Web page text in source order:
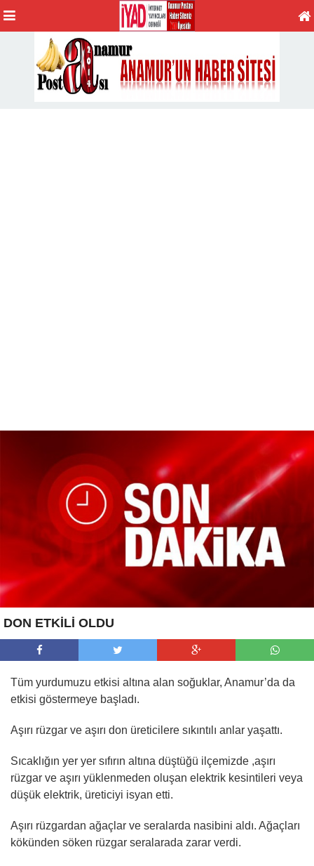
DON ETKİLİ OLDU
Tüm yurdumuzu etkisi altına alan soğuklar, Anamur’da da
etkisi göstermeye başladı.
Aşırı rüzgar ve aşırı don üreticilere sıkıntılı anlar yaşattı.
Sıcaklığın yer yer sıfırın altına düştüğü ilçemizde ,aşırı
rüzgar ve aşırı yüklenmeden oluşan elektrik kesintileri veya
düşük elektrik, üreticiyi isyan etti.
Aşırı rüzgardan ağaçlar ve seralarda nasibini aldı. Ağaçları
kökünden söken rüzgar seralarada zarar verdi.